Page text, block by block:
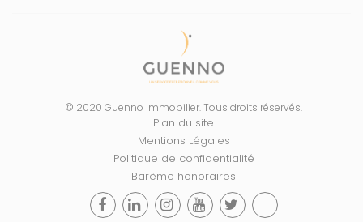
© 2020 Guenno Immobilier. Tous droits réservés.
Plan du site
Mentions Légales
Politique de confidentialité
Barème honoraires